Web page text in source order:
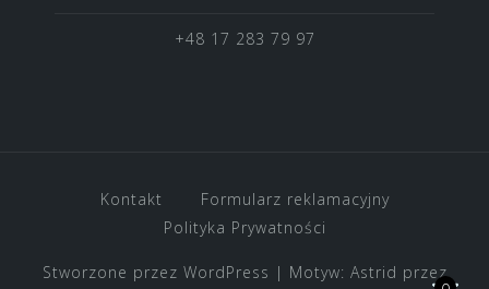
+48 17 283 79 97
Kontakt
Formularz reklamacyjny
Polityka Prywatności
Stworzone przez WordPress | Motyw: Astrid przez